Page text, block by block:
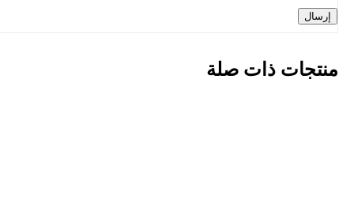
منتجات ذات صلة